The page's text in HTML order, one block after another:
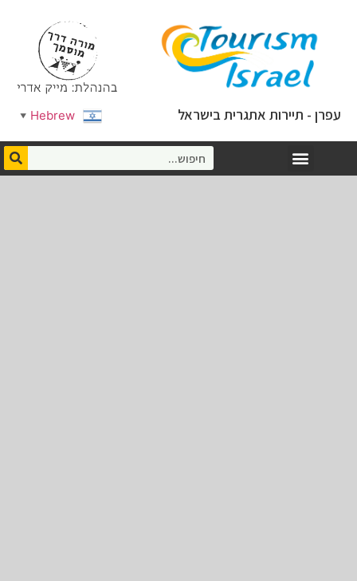
עפרן - תיירות אתגרית בישראל Hebrew
▼